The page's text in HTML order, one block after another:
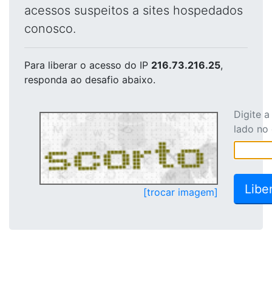
acessos suspeitos a sites hospedados
conosco.
Para liberar o acesso do IP 216.73.216.25,
responda ao desafio abaixo.
[trocar imagem]
Digite
lado no